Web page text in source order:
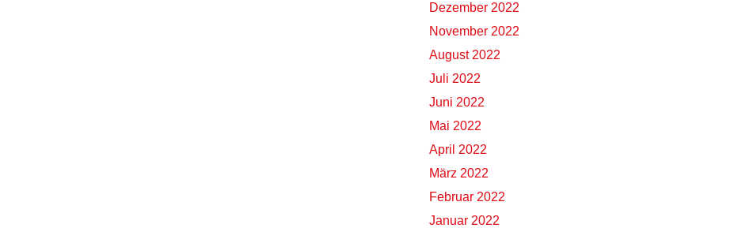
Dezember 2022
November 2022
August 2022
Juli 2022
Juni 2022
Mai 2022
April 2022
März 2022
Februar 2022
Januar 2022